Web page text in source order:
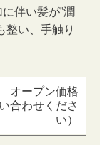
伴い髪が”潤
整い、手触り
オープン価格
合わせくださ
い）